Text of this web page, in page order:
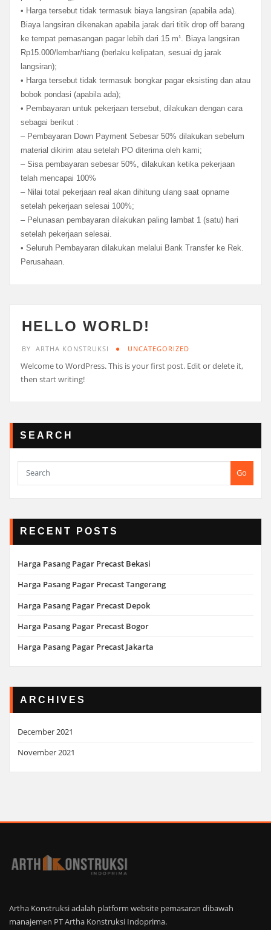
• Harga tersebut tidak termasuk biaya langsiran (apabila ada).
Biaya langsiran dikenakan apabila jarak dari titik drop off barang
ke tempat pemasangan pagar lebih dari 15 m¹. Biaya langsiran
Rp15.000/lembar/tiang (berlaku kelipatan, sesuai dg jarak
langsiran);
• Harga tersebut tidak termasuk bongkar pagar eksisting dan atau
bobok pondasi (apabila ada);
• Pembayaran untuk pekerjaan tersebut, dilakukan dengan cara
sebagai berikut :
– Pembayaran Down Payment Sebesar 50% dilakukan sebelum
material dikirim atau setelah PO diterima oleh kami;
– Sisa pembayaran sebesar 50%, dilakukan ketika pekerjaan
telah mencapai 100%
– Nilai total pekerjaan real akan dihitung ulang saat opname
setelah pekerjaan selesai 100%;
– Pelunasan pembayaran dilakukan paling lambat 1 (satu) hari
setelah pekerjaan selesai.
• Seluruh Pembayaran dilakukan melalui Bank Transfer ke Rek.
Perusahaan.
HELLO WORLD!
BY ARTHA KONSTRUKSI UNCATEGORIZED
Welcome to WordPress. This is your first post. Edit or delete it,
then start writing!
SEARCH
Go
RECENT POSTS
Harga Pasang Pagar Precast Bekasi
Harga Pasang Pagar Precast Tangerang
Harga Pasang Pagar Precast Depok
Harga Pasang Pagar Precast Bogor
Harga Pasang Pagar Precast Jakarta
ARCHIVES
December 2021
November 2021
Artha Konstruksi adalah platform website pemasaran dibawah
manajemen PT Artha Konstruksi Indoprima.